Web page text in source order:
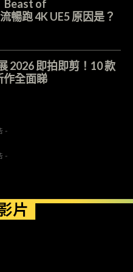
Beast of
跑 4K UE5 原因是？
2026 即拍即剪！10 款
作全面睇
-
-
片